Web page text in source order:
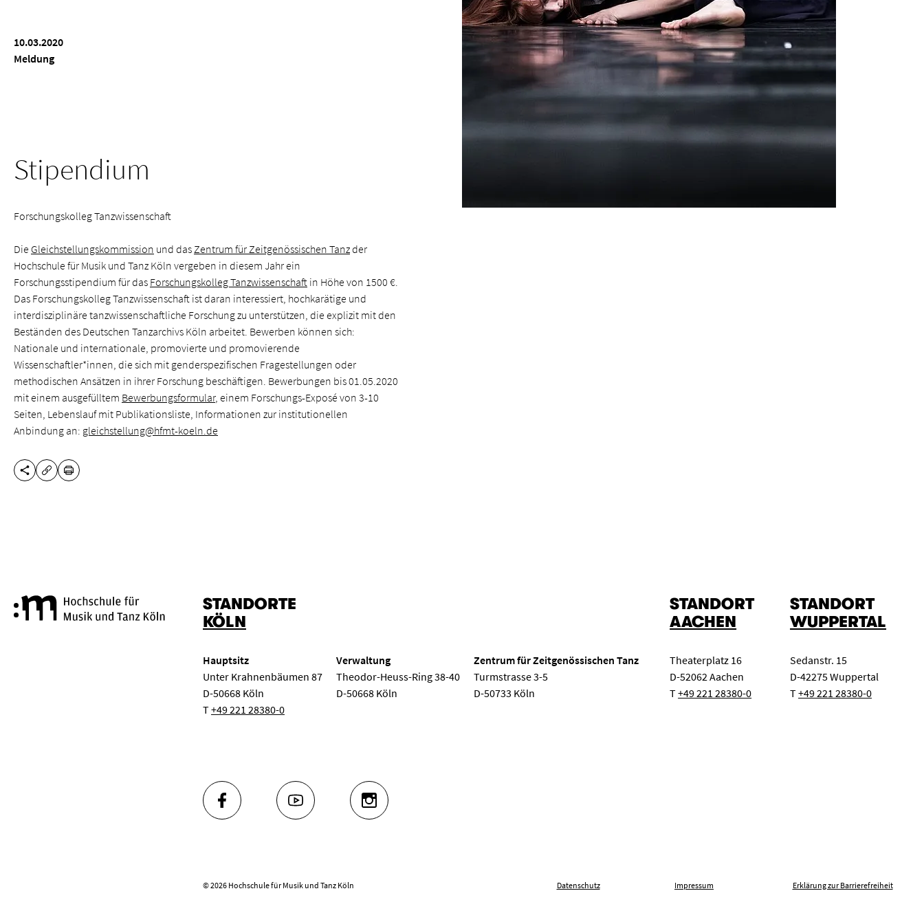
10.03.2020
Meldung
Stipendium
Forschungs­kolleg Tanz­wissenschaft
Die Gleich­stellungs­kommission und dasZentrum für Zeitgenössischen Tanzder
Hochschule für Musik und Tanz Köln vergeben in diesem Jahr ein
Forschungsstipendium für das Forschungs­kolleg Tanz­wissenschaft in Höhe von 1500 €.
Das Forschungs­kolleg Tanz­wissenschaft ist daran interessiert, hochkarätige und
interdisziplinäre tanzwissenschaftliche Forschung zu unterstützen, die explizit mit den
Beständen des Deutschen Tanzarchivs Köln arbeitet. Bewerben können sich:
Nationale und internationale, promovierte und promovierende
Wissenschaftler*innen, die sich mit genderspezifischen Fragestellungen oder
methodischen Ansätzen in ihrer Forschung beschäftigen. Bewerbungen bis 01.05.2020
mit einem ausgefülltem Bewerbungsformular, einem Forschungs-Exposé von 3-10
Seiten, Lebenslauf mit Publikationsliste, Informationen zur institutionellen
Anbindung an: gleichstellung@hfmt-koeln.de
DIESE SEITE TEILEN
URL KOPIEREN
DRUCKEN
Hochschule für Musik und Tanz Köln
STANDORTE
KÖLN
Hauptsitz
Unter Krahnenbäumen 87
D-50668 Köln
T+49 221 28380-0
Verwaltung
Theodor-Heuss-Ring 38-40
D-50668 Köln
Zentrum für Zeitgenössischen Tanz
Turmstrasse 3-5
D-50733 Köln
STANDORT
AACHEN
Theaterplatz 16
D-52062 Aachen
T+49 221 28380-0
STANDORT
WUPPERTAL
Sedanstr. 15
D-42275 Wuppertal
T+49 221 28380-0
FACEBOOK YOUTUBE INSTAGRAM
© 2026 Hochschule für Musik und Tanz Köln Datenschutz Impressum Erklärung zur Barrierefreiheit